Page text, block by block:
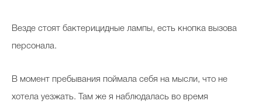
Везде стоят бактерицидные лампы, есть кнопка вызова
персонала.
В момент пребывания поймала себя на мысли, что не
хотела уезжать. Там же я наблюдалась во время